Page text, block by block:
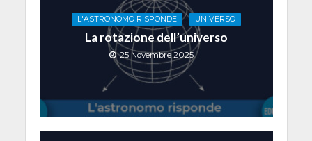
L'ASTRONOMO RISPONDE UNIVERSO
La rotazione dell’universo
25 Novembre 2025